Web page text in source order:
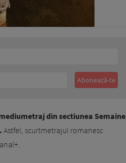
din sectiunea Semaine
Astfel, scurtmetrajul romanesc